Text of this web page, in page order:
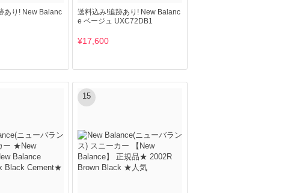
あり! New Balanc
送料込み!追跡あり! New Balanc
e ベージュ UXC72DB1
¥17,600
15